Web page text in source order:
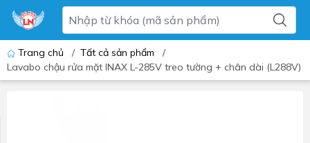
Trang chủ / Tất cả sản phẩm
/
Lavabo chậu rửa mặt INAX L-285V treo tường + chân dài (L288V)